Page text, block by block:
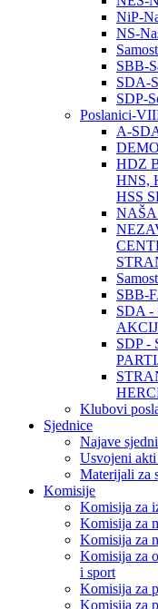
NiP-
NS-
SBB-
SDA-
SDP-
Poslanici-
A-
HDZ
HNS,
HSS
SBB-
SDA
SDP -
Klubovi
Sjednice
Najave
Usvojeni akti
Materijali za
Komisije
Komisija za
Komisija za
Komisija za
Komisija za
i sport
Komisija za
Komisija za